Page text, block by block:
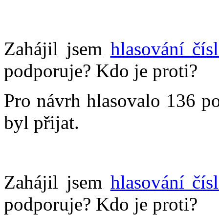
Zahájil jsem hlasování
podporuje? Kdo je proti?
Pro návrh hlasovalo 136
byl přijat.
Zahájil jsem hlasování
podporuje? Kdo je proti?